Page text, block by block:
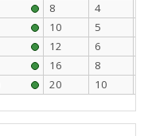
8 4
10 5
12 6
16 8
20 10